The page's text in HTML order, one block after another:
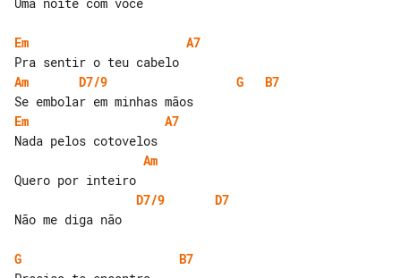
Em
A7
Am
D7/9 G
B7
Em
A7
Am
D7/9
D7
Não me diga não
G
B7